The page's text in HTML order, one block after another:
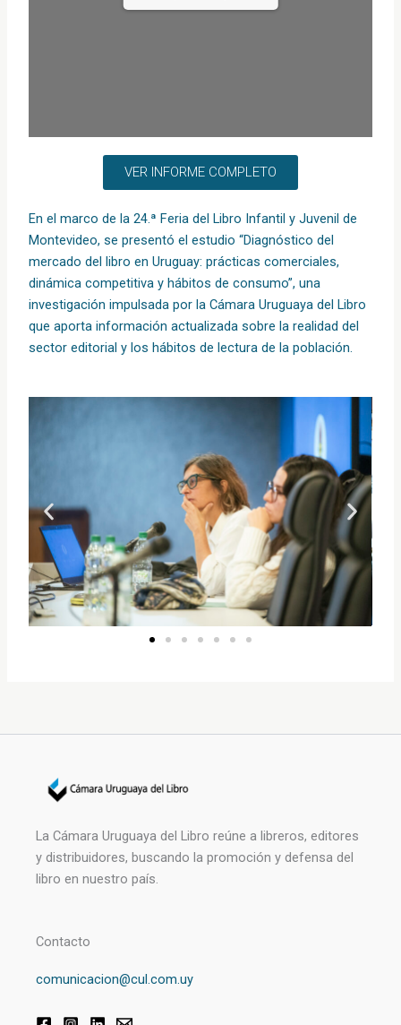
VER INFORME COMPLETO
En el marco de la 24.ª Feria del Libro Infantil y Juvenil de
Montevideo, se presentó el estudio “Diagnóstico del
mercado del libro en Uruguay: prácticas comerciales,
dinámica competitiva y hábitos de consumo”, una
investigación impulsada por la Cámara Uruguaya del Libro
que aporta información actualizada sobre la realidad del
sector editorial y los hábitos de lectura de la población.
La Cámara Uruguaya del Libro reúne a libreros, editores
y distribuidores, buscando la promoción y defensa del
libro en nuestro país.
Contacto
comunicacion@cul.com.uy